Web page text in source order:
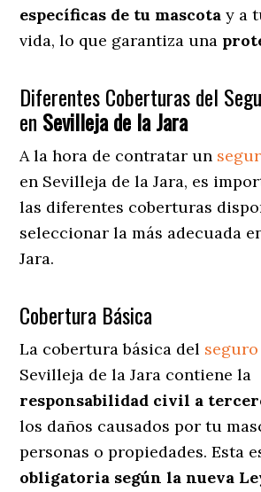
específicas de tu mascota y a
vida, lo que garantiza una
Diferentes Coberturas del
en Sevilleja de la Jara
A la hora de contratar un
en Sevilleja de la Jara, es
las diferentes coberturas
seleccionar la más adecuada
Jara.
Cobertura Básica
La cobertura básica del
Sevilleja de la Jara contiene la
responsabilidad civil a
los daños causados por tu
personas o propiedades. Esta
obligatoria según la nueva